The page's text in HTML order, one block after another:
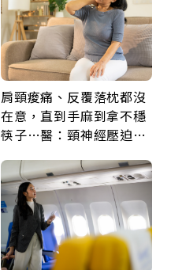
肩頸痠痛、反覆落枕都沒
在意，直到手麻到拿不穩
筷子…醫：頸神經壓迫上
鍵